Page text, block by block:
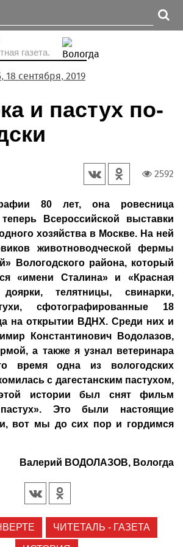
газета.
18 сентября, 2019
и пастух по-
2592
80 лет, она ровесница
Всероссийской выставки
хозяйства в Москве. На ней
животноводческой фермы
Вологодского района, который
«имени Сталина» и «Красная
телятницы, свинарки,
сфотографированные 18
на открытии ВДНХ. Среди них и
Константинович Водолазов,
а также я узнал ветеринара
время одна из вологодских
с дагестанским пастухом,
истории был снят фильм
Это были настоящие
вот мы до сих пор и гордимся
Валерий ВОДОЛАЗОВ, Вологда
ЧИТЕТАЛЬ - ГАЗЕТА